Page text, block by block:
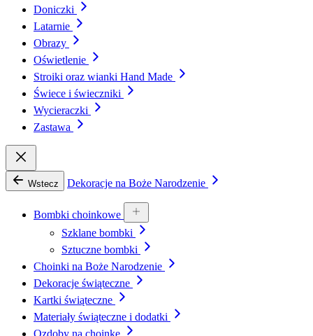
Doniczki
Latarnie
Obrazy
Oświetlenie
Stroiki oraz wianki Hand Made
Świece i świeczniki
Wycieraczki
Zastawa
Wstecz Dekoracje na Boże Narodzenie
Bombki choinkowe
Szklane bombki
Sztuczne bombki
Choinki na Boże Narodzenie
Dekoracje świąteczne
Kartki świąteczne
Materiały świąteczne i dodatki